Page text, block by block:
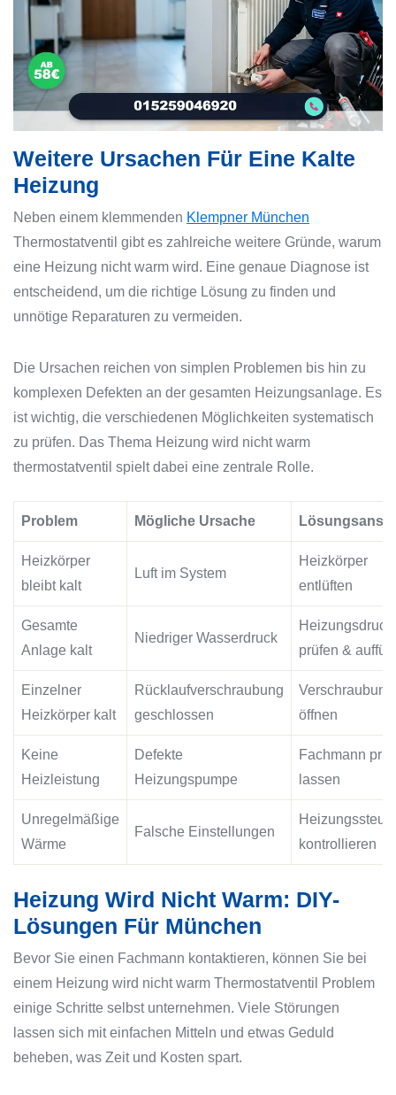
Weitere Ursachen Für Eine Kalte
Heizung
Neben einem klemmenden Klempner München
Thermostatventil gibt es zahlreiche weitere Gründe, warum
eine Heizung nicht warm wird. Eine genaue Diagnose ist
entscheidend, um die richtige Lösung zu finden und
unnötige Reparaturen zu vermeiden.
Die Ursachen reichen von simplen Problemen bis hin zu
komplexen Defekten an der gesamten Heizungsanlage. Es
ist wichtig, die verschiedenen Möglichkeiten systematisch
zu prüfen. Das Thema Heizung wird nicht warm
thermostatventil spielt dabei eine zentrale Rolle.
Problem Mögliche Ursache
Heizkörper
bleibt kalt
Luft im System
Heizkörper
entlüften
Gesamte
Anlage kalt
Niedriger Wasserdruck
Heizungsdruck
prüfen &
Einzelner
Heizkörper kalt
Rücklaufverschraubung
geschlossen
Verschraubung
öffnen
Keine
Heizleistung
Defekte
Heizungspumpe
Fachmann
lassen
Unregelmäßige
Wärme
Falsche Einstellungen
kontrollieren
Heizung Wird Nicht Warm: DIY-
Lösungen Für München
Bevor Sie einen Fachmann kontaktieren, können Sie bei
einem Heizung wird nicht warm Thermostatventil
Problem
einige Schritte selbst unternehmen. Viele Störungen
lassen sich mit einfachen Mitteln und etwas Geduld
beheben, was Zeit und Kosten spart.